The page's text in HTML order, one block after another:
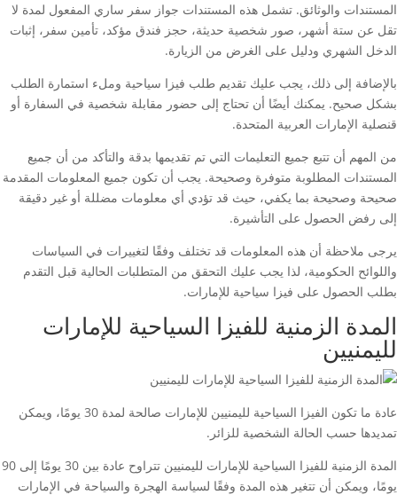
المستندات والوثائق. تشمل هذه المستندات جواز سفر ساري المفعول لمدة لا
تقل عن ستة أشهر، صور شخصية حديثة، حجز فندق مؤكد، تأمين سفر، إثبات
الدخل الشهري ودليل على الغرض من الزيارة.
بالإضافة إلى ذلك، يجب عليك تقديم طلب فيزا سياحية وملء استمارة الطلب
بشكل صحيح. يمكنك أيضًا أن تحتاج إلى حضور مقابلة شخصية في السفارة أو
قنصلية الإمارات العربية المتحدة.
من المهم أن تتبع جميع التعليمات التي تم تقديمها بدقة والتأكد من أن جميع
المستندات المطلوبة متوفرة وصحيحة. يجب أن تكون جميع المعلومات المقدمة
صحيحة وصحيحة بما يكفي، حيث قد تؤدي أي معلومات مضللة أو غير دقيقة
إلى رفض الحصول على التأشيرة.
يرجى ملاحظة أن هذه المعلومات قد تختلف وفقًا لتغييرات في السياسات
واللوائح الحكومية، لذا يجب عليك التحقق من المتطلبات الحالية قبل التقدم
بطلب الحصول على فيزا سياحية للإمارات.
المدة الزمنية للفيزا السياحية للإمارات
لليمنيين
عادة ما تكون الفيزا السياحية لليمنيين للإمارات صالحة لمدة 30 يومًا، ويمكن
تمديدها حسب الحالة الشخصية للزائر.
المدة الزمنية للفيزا السياحية للإمارات لليمنيين تتراوح عادة بين 30 يومًا إلى 90
يومًا، ويمكن أن تتغير هذه المدة وفقًا لسياسة الهجرة والسياحة في الإمارات